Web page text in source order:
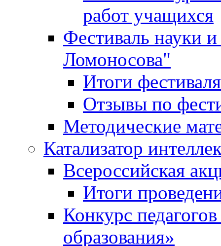
работ учащихся
Фестиваль науки
Ломоносова"
Итоги фестиваля
Отзывы по
Методические
Катализатор
Всероссийская
Итоги
Конкурс
образования»